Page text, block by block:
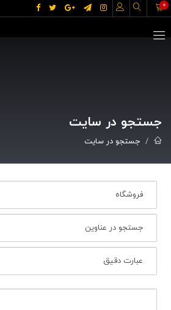
0
جستجو در سایت
جستجو در سایت